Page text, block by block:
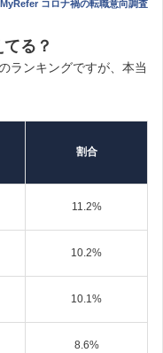
MyRefer コロナ禍の転職意向調査
る？
ランキングですが、本当
割合
11.2%
10.2%
10.1%
8.6%